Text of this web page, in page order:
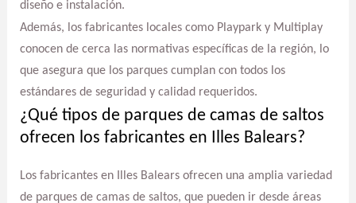
diseño e instalación.
Además, los fabricantes locales como Playpark y Multiplay
conocen de cerca las normativas específicas de la región, lo
que asegura que los parques cumplan con todos los
estándares de seguridad y calidad requeridos.
¿Qué tipos de parques de camas de saltos
ofrecen los fabricantes en Illes Balears?
Los fabricantes en Illes Balears ofrecen una amplia variedad
de parques de camas de saltos, que pueden ir desde áreas